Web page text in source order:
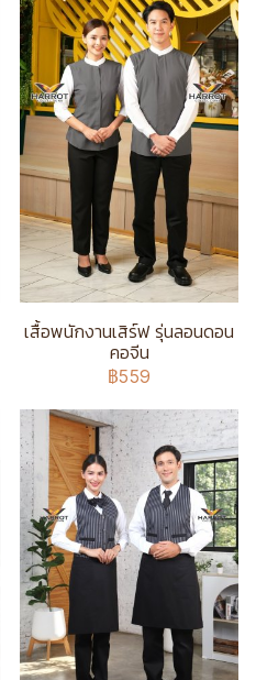
เสื้อพนักงานเสิร์ฟ รุ่นลอนดอน
คอจีน
฿559